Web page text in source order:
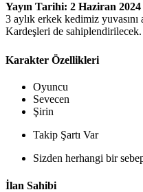
Yayın Tarihi: 2 Haziran 2024
3 aylık erkek kedimiz
Kardeşleri de
Karakter Özellikleri
Oyuncu
Sevecen
Şirin
Takip Şartı Var
Sizden herhangi bir
İlan Sahibi